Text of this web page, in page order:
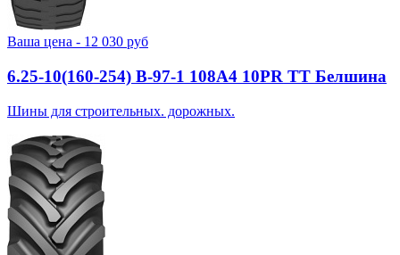
Ваша цена - 12 030 руб
6.25-10(160-254) В-97-1 108A4 10PR TT Белшина
Шины для строительных. дорожных.